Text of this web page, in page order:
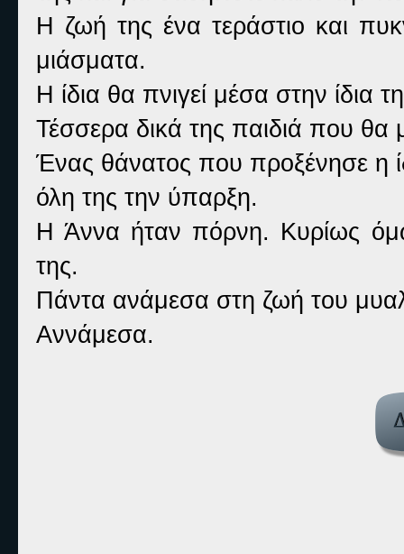
Η ζωή της ένα τεράστιο και
μιάσματα.
Η ίδια θα πνιγεί μέσα στην ίδια
Τέσσερα δικά της παιδιά που θα
Ένας θάνατος που προξένησε η
όλη της την ύπαρξη.
Η Άννα ήταν πόρνη. Κυρίως
της.
Πάντα ανάμεσα στη ζωή του
Αννάμεσα.